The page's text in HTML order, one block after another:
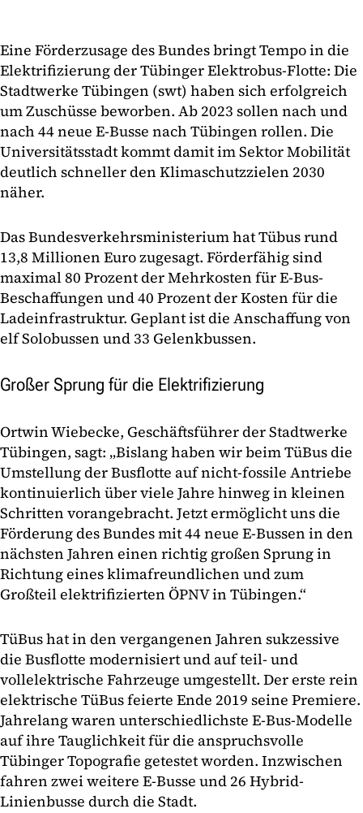
Eine Förderzusage des Bundes bringt Tempo in die
Elektrifizierung der Tübinger Elektrobus-Flotte: Die
Stadtwerke Tübingen (swt) haben sich erfolgreich
um Zuschüsse beworben. Ab 2023 sollen nach und
nach 44 neue E-Busse nach Tübingen rollen. Die
Universitätsstadt kommt damit im Sektor Mobilität
deutlich schneller den Klimaschutzzielen 2030
näher.
Das Bundesverkehrsministerium hat Tübus rund
13,8 Millionen Euro zugesagt. Förderfähig sind
maximal 80 Prozent der Mehrkosten für E-Bus-
Beschaffungen und 40 Prozent der Kosten für die
Ladeinfrastruktur. Geplant ist die Anschaffung von
elf Solobussen und 33 Gelenkbussen.
Großer Sprung für die Elektrifizierung
Ortwin Wiebecke, Geschäftsführer der Stadtwerke
Tübingen, sagt: „Bislang haben wir beim TüBus die
Umstellung der Busflotte auf nicht-fossile Antriebe
kontinuierlich über viele Jahre hinweg in kleinen
Schritten vorangebracht. Jetzt ermöglicht uns die
Förderung des Bundes mit 44 neue E-Bussen in den
nächsten Jahren einen richtig großen Sprung in
Richtung eines klimafreundlichen und zum
Großteil elektrifizierten ÖPNV in Tübingen.“
TüBus hat in den vergangenen Jahren sukzessive
die Busflotte modernisiert und auf teil- und
vollelektrische Fahrzeuge umgestellt. Der erste rein
elektrische TüBus feierte Ende 2019 seine Premiere.
Jahrelang waren unterschiedlichste E-Bus-Modelle
auf ihre Tauglichkeit für die anspruchsvolle
Tübinger Topografie getestet worden. Inzwischen
fahren zwei weitere E-Busse und 26 Hybrid-
Linienbusse durch die Stadt.